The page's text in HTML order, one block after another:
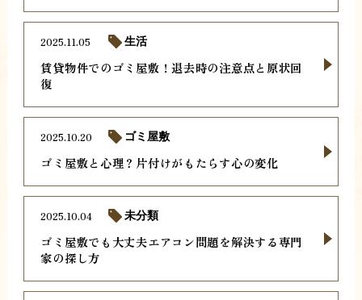
賃貸物件でのゴミ屋敷！退去時の注意点と原状回
復
2025.11.05 生活
ゴミ屋敷と心理？片付けがもたらす心の変化
2025.10.20 ゴミ屋敷
ゴミ屋敷でも大丈夫エアコン問題を解決する専門
家の探し方
2025.10.04 未分類